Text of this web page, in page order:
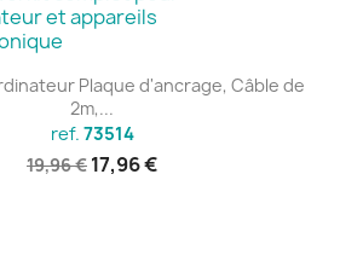
Plaque d'ancrage, Câble de
2m,...
ref. 73514
19,96 € 17,96 €